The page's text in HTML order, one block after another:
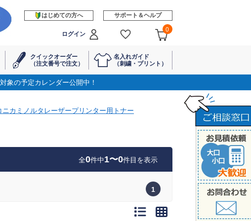
はじめての方へ サポート＆ヘルプ
ログイン
0
クイックオーダー
（注文番号で注文）
名入れガイド
（刺繍・プリント）
象の予定カレンダー公開中！
ニカミノルタレーザープリンター用トナー
全0件中1〜0件目を表示
1